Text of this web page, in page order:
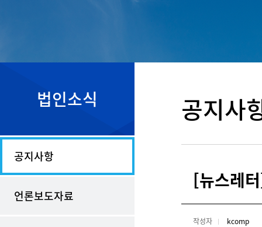
운영위원회
법인소식
공지사항
언론보도자료
공지사
[뉴스레
작성자 kcomp